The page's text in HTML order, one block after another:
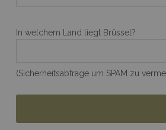
In welchem Land liegt Brüssel?
(Sicherheitsabfrage um SPAM zu